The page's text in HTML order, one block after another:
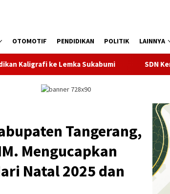
OTOMOTIF PENDIDIKAN POLITIK LAINNYA
Sukabumi SDN Kembangan Selatan 01
Tangerang,
Mengucapkan
Natal 2025 dan